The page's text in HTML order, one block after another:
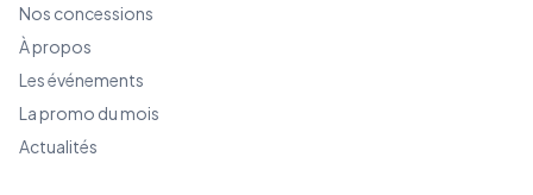
Nos concessions
À propos
Les événements
La promo du mois
Actualités